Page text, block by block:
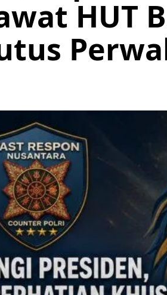
HUT